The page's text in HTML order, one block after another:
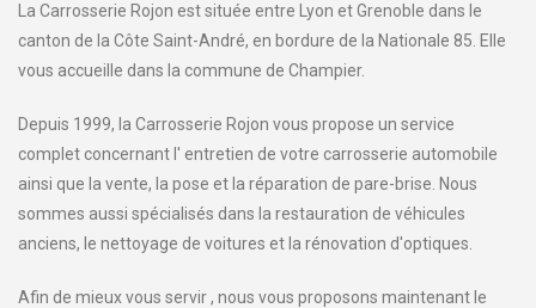
La Carrosserie Rojon est située entre Lyon et Grenoble dans le
canton de la Côte Saint-André, en bordure de la Nationale 85. Elle
vous accueille dans la commune de Champier.
Depuis 1999, la Carrosserie Rojon vous propose un service
complet concernant l' entretien de votre carrosserie automobile
ainsi que la vente, la pose et la réparation de pare-brise. Nous
sommes aussi spécialisés dans la restauration de véhicules
anciens, le nettoyage de voitures et la rénovation d'optiques.
Afin de mieux vous servir , nous vous proposons maintenant le